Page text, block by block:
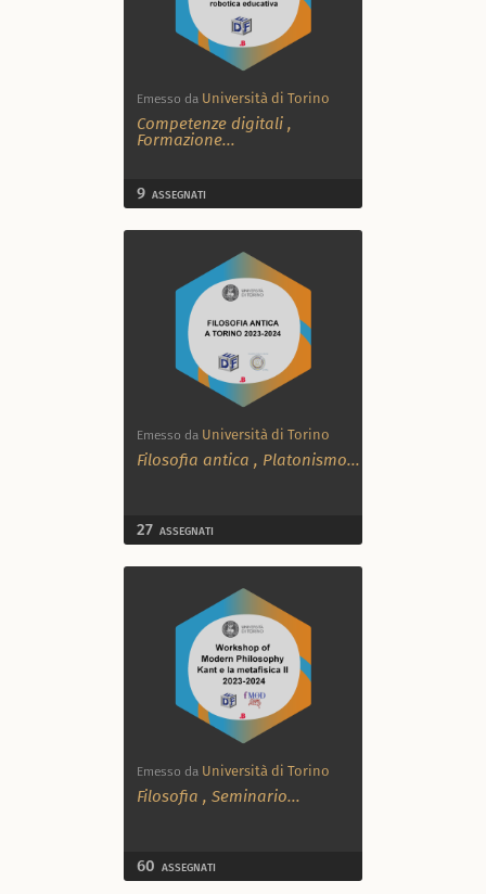
Emesso da Università di Torino
Competenze digitali ,
Formazione...
9 ASSEGNATI
Emesso da Università di Torino
Filosofia antica , Platonismo...
27 ASSEGNATI
Emesso da Università di Torino
Filosofia , Seminario...
60 ASSEGNATI